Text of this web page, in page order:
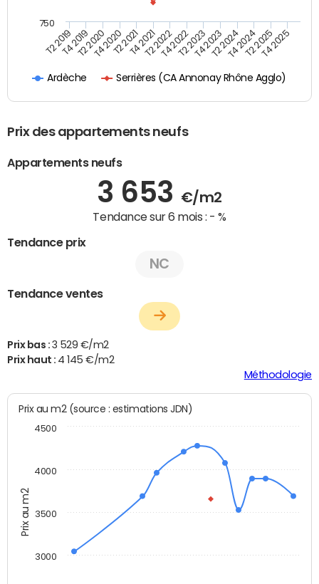
Ardèche Serrières (CA Annonay Rhône Agglo)
T2 2019T4 2019T2 2020T4 2020T2 2021T4 2021T2 2022T4 2022T2 2023T4 2023T2 2024T4 2024T2 2025T4 2025
750
Prix des appartements neufs
Appartements neufs
3 653 €/m2
Tendance sur 6 mois : - %
Tendance prix
NC
Tendance ventes
Prix bas : 3 529 €/m2
Prix haut : 4 145 €/m2
Méthodologie
Prix au m2
Prix au m2 (source : estimations JDN)
3000
3500
4000
4500